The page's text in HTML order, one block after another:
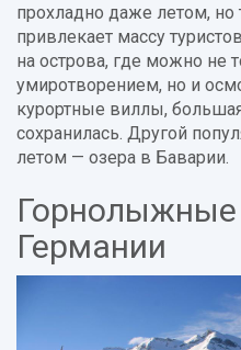
прохладно даже летом, но
привлекает массу
на острова, где можно не
умиротворением, но и
курортные виллы,
сохранилась. Другой
летом — озера в Баварии.
Горнолыжные
Германии